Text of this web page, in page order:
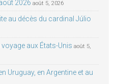
2026 août 5, 2026
au décès du cardinal Júlio
voyage aux États-Unis août 5,
Uruguay, en Argentine et au